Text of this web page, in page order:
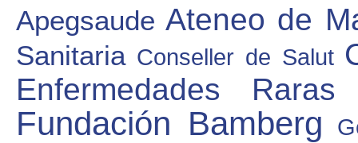
Apegsaude Ateneo de
Sanitaria Conseller de Salut
Enfermedades Raras
Fundación Bamberg